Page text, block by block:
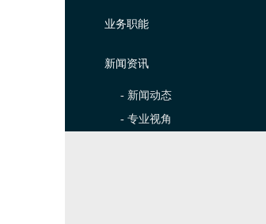
业务职能
新闻资讯
- 新闻动态
- 专业视角